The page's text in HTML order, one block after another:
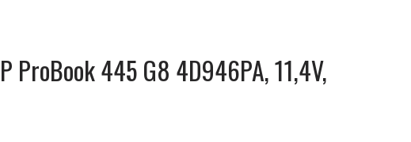
ProBook 445 G8 4D946PA, 11,4V,